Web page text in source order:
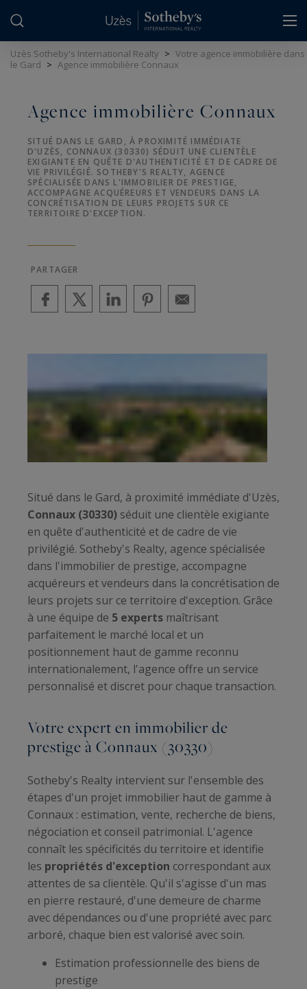
Uzès Sotheby's International Realty > Votre agence immobilière dans
le Gard > Agence immobilière Connaux
Agence immobilière Connaux
SITUÉ DANS LE GARD, À PROXIMITÉ IMMÉDIATE
D'UZÈS, CONNAUX (30330) SÉDUIT UNE CLIENTÈLE
EXIGIANTE EN QUÊTE D'AUTHENTICITÉ ET DE CADRE DE
VIE PRIVILÉGIÉ. SOTHEBY'S REALTY, AGENCE
SPÉCIALISÉE DANS L'IMMOBILIER DE PRESTIGE,
ACCOMPAGNE ACQUÉREURS ET VENDEURS DANS LA
CONCRÉTISATION DE LEURS PROJETS SUR CE
TERRITOIRE D'EXCEPTION.
PARTAGER
Situé dans le Gard, à proximité immédiate d'Uzès,
Connaux (30330) séduit une clientèle exigiante
en quête d'authenticité et de cadre de vie
privilégié. Sotheby's Realty, agence spécialisée
dans l'immobilier de prestige, accompagne
acquéreurs et vendeurs dans la concrétisation de
leurs projets sur ce territoire d'exception. Grâce
à une équipe de 5 experts maîtrisant
parfaitement le marché local et un
positionnement haut de gamme reconnu
internationalement, l'agence offre un service
personnalisé et discret pour chaque transaction.
Votre expert en immobilier de
prestige à Connaux (30330)
Sotheby's Realty intervient sur l'ensemble des
étapes d'un projet immobilier haut de gamme à
Connaux : estimation, vente, recherche de biens,
négociation et conseil patrimonial. L'agence
connaît les spécificités du territoire et identifie
les propriétés d'exception correspondant aux
attentes de sa clientèle. Qu'il s'agisse d'un mas
en pierre restauré, d'une demeure de charme
avec dépendances ou d'une propriété avec parc
arboré, chaque bien est valorisé avec soin.
Estimation professionnelle des biens de
prestige